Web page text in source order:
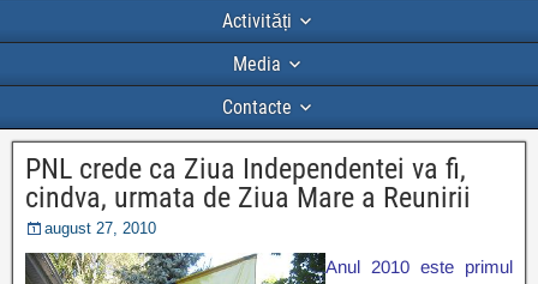
Activități
Media
Contacte
PNL crede ca Ziua Independentei va fi,
cindva, urmata de Ziua Mare a Reunirii
august 27, 2010
Anul 2010 este primul